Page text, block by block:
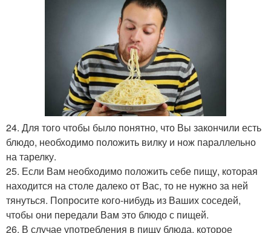
24. Для того чтобы было понятно, что Вы закончили есть
блюдо, необходимо положить вилку и нож параллельно
на тарелку.
25. Если Вам необходимо положить себе пищу, которая
находится на столе далеко от Вас, то не нужно за ней
тянуться. Попросите кого-нибудь из Ваших соседей,
чтобы они передали Вам это блюдо с пищей.
26. В случае употребления в пищу блюда, которое